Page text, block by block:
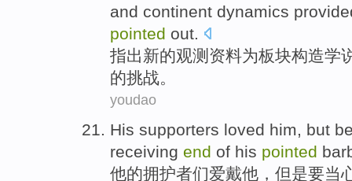
and continent dynamics
pointed out.
指出新的观测资料为板块构造学
的挑战。
youdao
His supporters loved him, but
receiving end of his pointed
他的拥护者们爱戴他 ， 但是要当